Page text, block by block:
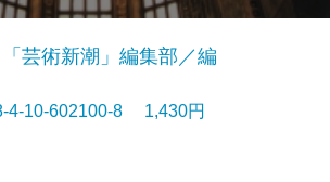
芸術新潮」編集部／編
4-10-602100-8 1,430円